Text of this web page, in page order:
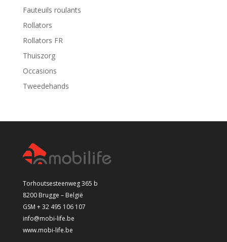
Fauteuils roulants
Rollators
Rollators FR
Thuiszorg
Occasions
Tweedehands
Torhoutsesteenweg 365 b
8200 Brugge – België
GSM + 32 495 106 107
info@mobi-life.be
www.mobi-life.be